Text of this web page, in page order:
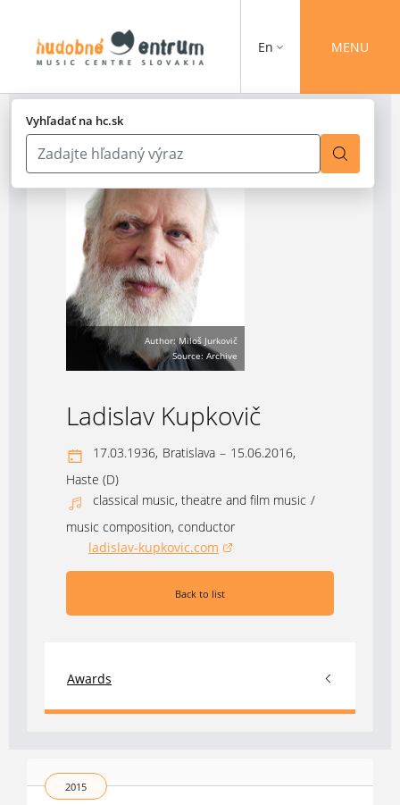
Vyhľadať na hc.sk
En MENU
Author: Miloš Jurkovič
Source: Archive
Ladislav Kupkovič
17.03.1936, Bratislava – 15.06.2016,
Haste (D)
classical music, theatre and film music /
music composition, conductor
ladislav-kupkovic.com
(opens in a new window)
Back to list
Awards
2015